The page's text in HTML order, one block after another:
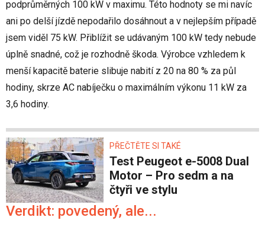
podprůměrných 100 kW v maximu. Této hodnoty se mi navíc
ani po delší jízdě nepodařilo dosáhnout a v nejlepším případě
jsem viděl 75 kW. Přiblížit se udávaným 100 kW tedy nebude
úplně snadné, což je rozhodně škoda. Výrobce vzhledem k
menší kapacitě baterie slibuje nabití z 20 na 80 % za půl
hodiny, skrze AC nabíječku o maximálním výkonu 11 kW za
3,6 hodiny.
PŘEČTĚTE SI TAKÉ
Test Peugeot e-5008 Dual
Motor – Pro sedm a na
čtyři ve stylu
Verdikt: povedený, ale...